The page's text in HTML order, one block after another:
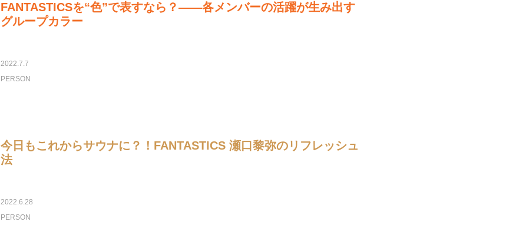
FANTASTICSを“色”で表すなら？――各メンバーの活躍が生み出す
グループカラー
2022.7.7
PERSON
今日もこれからサウナに？！FANTASTICS 瀬口黎弥のリフレッシュ
法
2022.6.28
PERSON